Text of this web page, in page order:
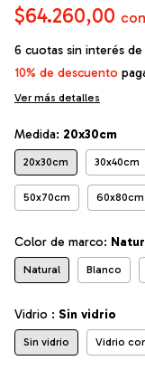
$64.260,00 con
6 cuotas sin interés de
10% de descuento
Ver más detalles
Medida: 20x30cm
20x30cm 30x40cm
50x70cm 60x80cm
Color de marco:
Natural Blanco
Vidrio : Sin vidrio
Sin vidrio Vidrio